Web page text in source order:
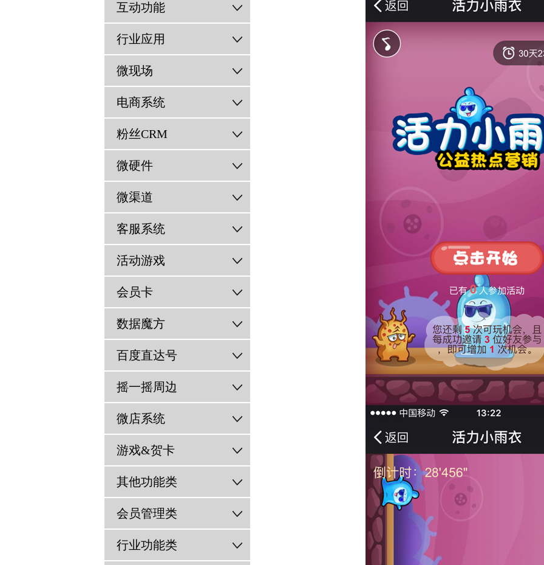
互动功能
行业应用
微现场
电商系统
粉丝CRM
微硬件
微渠道
客服系统
活动游戏
会员卡
数据魔方
百度直达号
摇一摇周边
微店系统
游戏&贺卡
其他功能类
会员管理类
行业功能类